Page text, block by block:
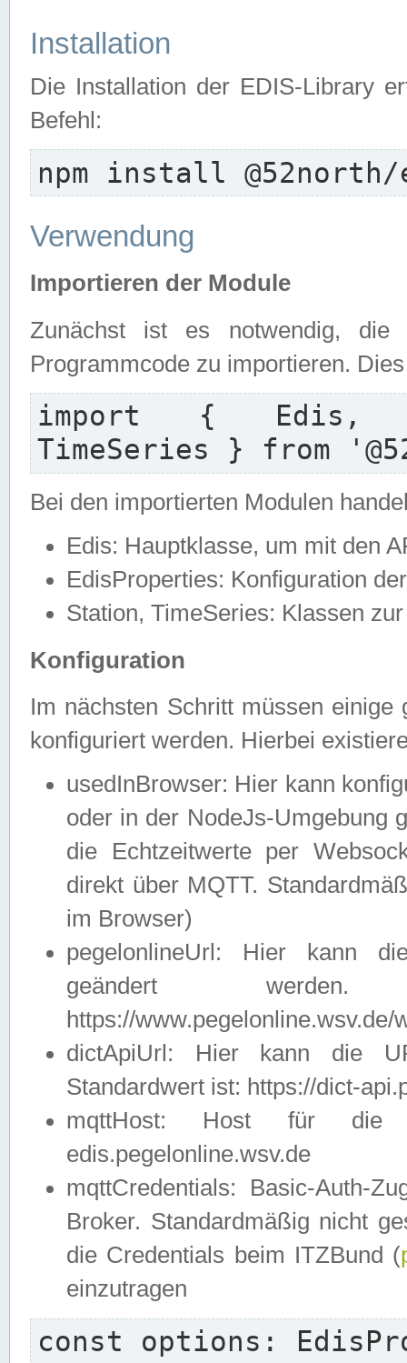
Installation
Die Installation der EDIS-Library
Befehl:
npm install
Verwendung
Importieren der Module
Zunächst ist es notwendig, die
Programmcode zu importieren.
import { Edis,
TimeSeries } from
Bei den importierten Modulen
Edis: Hauptklasse, um mit den
EdisProperties: Konfiguration
Station, TimeSeries: Klassen
Konfiguration
Im nächsten Schritt müssen einige
konfiguriert werden. Hierbei
usedInBrowser: Hier kann
oder in der NodeJs-Umgebung
die Echtzeitwerte per
direkt über MQTT.
im Browser)
pegelonlineUrl: Hier kann
geändert
https://
dictApiUrl: Hier kann die
Standardwert ist: https://dict-
mqttHost: Host für die
edis.pegelonline.wsv.de
mqttCredentials: Basic-Auth-
Broker. Standardmäßig nicht
die Credentials beim ITZBund (
einzutragen
const options: